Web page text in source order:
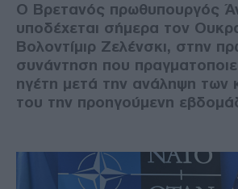
Ο Βρετανός πρωθυπουργός
υποδέχεται σήμερα τον
Βολοντίμιρ Ζελένσκι, στην
συνάντηση που
ηγέτη μετά την ανάληψη των
του την προηγούμενη